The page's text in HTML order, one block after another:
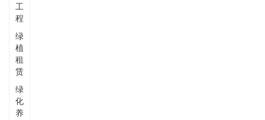
工
程
绿
植
租
赁
绿
化
养